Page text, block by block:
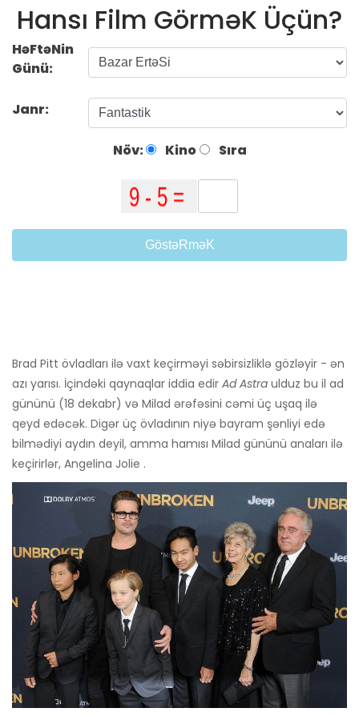
Hansı Film GörməK Üçün?
HəFtəNin
Günü:
Janr:
Növ: Kino Sıra
GöstəRməK
Brad Pitt övladları ilə vaxt keçirməyi səbirsizliklə gözləyir - ən
azı yarısı. İçindəki qaynaqlar iddia edir Ad Astra ulduz bu il ad
gününü (18 dekabr) və Milad ərəfəsini cəmi üç uşaq ilə
qeyd edəcək. Digər üç övladının niyə bayram şənliyi edə
bilmədiyi aydın deyil, amma hamısı Milad gününü anaları ilə
keçirirlər, Angelina Jolie .